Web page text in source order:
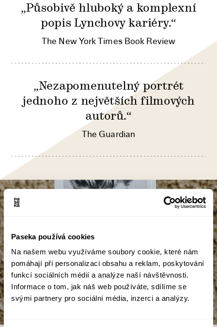
Paseka používá cookies
Na našem webu využíváme soubory cookie, které nám
pomáhají při personalizaci obsahu a reklam, poskytování
funkcí sociálních médií a analýze naší návštěvnosti.
Informace o tom, jak náš web používáte, sdílíme se
svými partnery pro sociální média, inzerci a analýzy.
„Působivě hluboký a komplexní
popis Lynchovy kariéry.“
The New York Times Book Review
„Nezapomenutelný portrét
jednoho z největších filmových
autorů.“
The Guardian